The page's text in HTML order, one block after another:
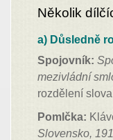
Několik
a) Důsledně
Spojovník:
mezivládní
rozdělení
Pomlčka:
Slovensko,